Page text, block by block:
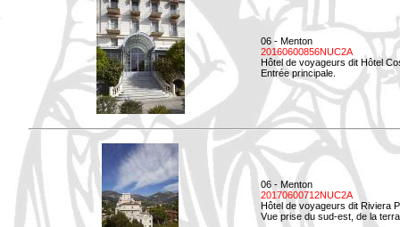
06 - Menton
20160600856NUC2A
Hôtel de voyageurs dit Hôtel
Entrée principale.
06 - Menton
20170600712NUC2A
Hôtel de voyageurs dit Riviera
Vue prise du sud-est, de la